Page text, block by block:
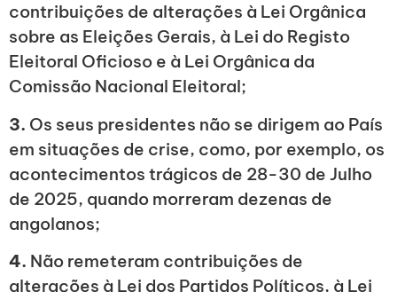
contribuições de alterações à Lei Orgânica
sobre as Eleições Gerais, à Lei do Registo
Eleitoral Oficioso e à Lei Orgânica da
Comissão Nacional Eleitoral;
3. Os seus presidentes não se dirigem ao País
em situações de crise, como, por exemplo, os
acontecimentos trágicos de 28-30 de Julho
de 2025, quando morreram dezenas de
angolanos;
4. Não remeteram contribuições de
alterações à Lei dos Partidos Políticos, à Lei